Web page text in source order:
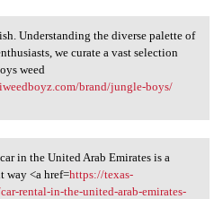
Understanding the diverse palette of
we curate a vast selection
weed
brand/jungle-boys/
car in the United
in the United Arab Emirates is a
way <a href=https://texas-
rental-in-the-united-arab-emirates-